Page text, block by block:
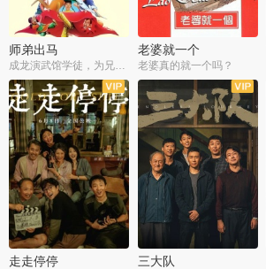
师弟出马
成龙演武馆学徒，为兄搏命战黑道
老婆就一个
老婆真的就一个吗？
走走停停 三大队